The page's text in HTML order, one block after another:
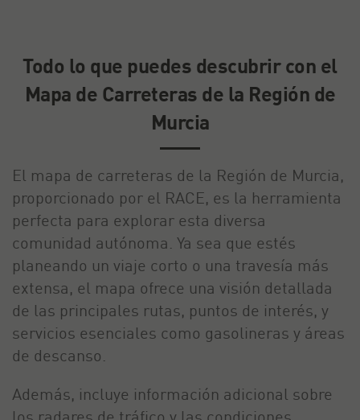
Todo lo que puedes descubrir con el
Mapa de Carreteras de la Región de
Murcia
El mapa de carreteras de la Región de Murcia,
proporcionado por el RACE, es la herramienta
perfecta para explorar esta diversa
comunidad autónoma. Ya sea que estés
planeando un viaje corto o una travesía más
extensa, el mapa ofrece una visión detallada
de las principales rutas, puntos de interés, y
servicios esenciales como gasolineras y áreas
de descanso.
Además, incluye información adicional sobre